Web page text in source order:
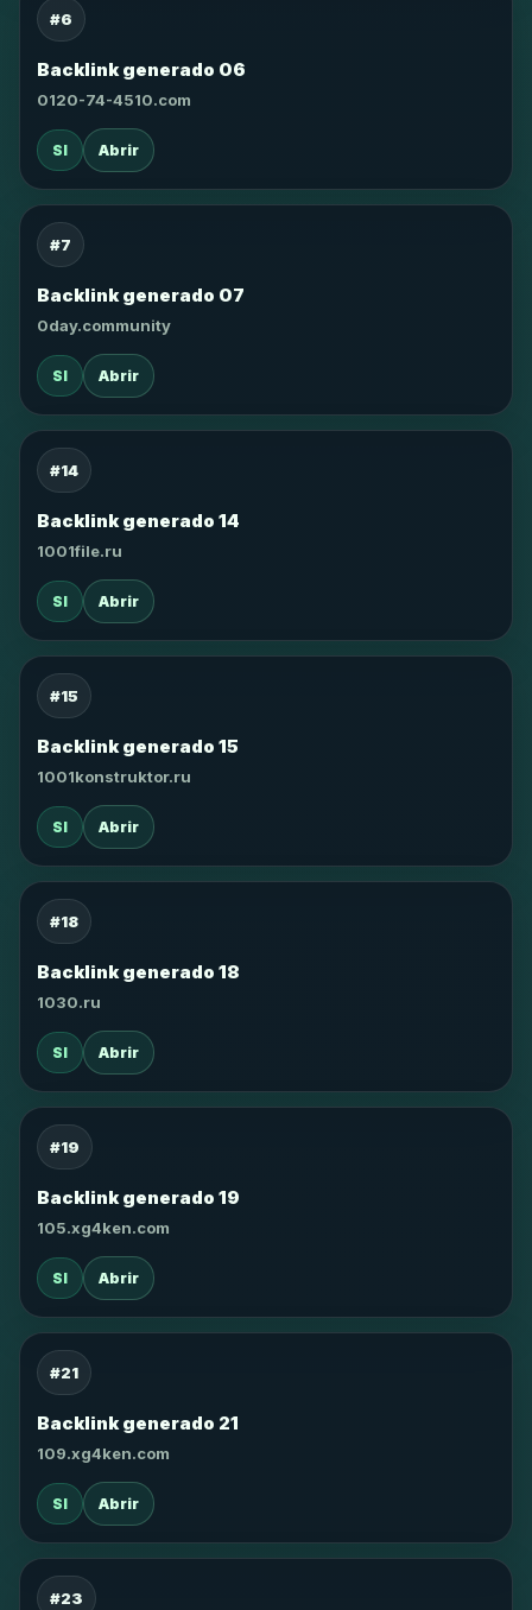
#6
Backlink generado 06
0120-74-4510.com
SI Abrir
#7
Backlink generado 07
0day.community
SI Abrir
#14
Backlink generado 14
1001file.ru
SI Abrir
#15
Backlink generado 15
1001konstruktor.ru
SI Abrir
#18
Backlink generado 18
1030.ru
SI Abrir
#19
Backlink generado 19
105.xg4ken.com
SI Abrir
#21
Backlink generado 21
109.xg4ken.com
SI Abrir
#23